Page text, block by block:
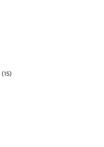
(15)